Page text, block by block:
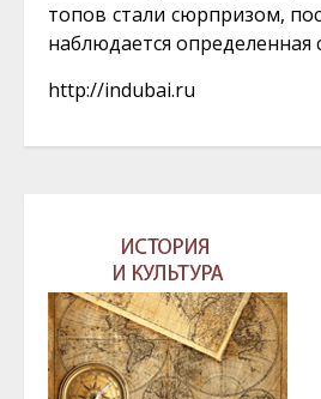
топов стали сюрпризом,
наблюдается определенная
http://indubai.ru